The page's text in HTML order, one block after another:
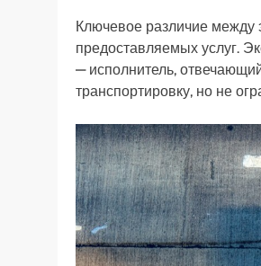
Ключевое различие между
предоставляемых услуг.
— исполнитель,
транспортировку, но не